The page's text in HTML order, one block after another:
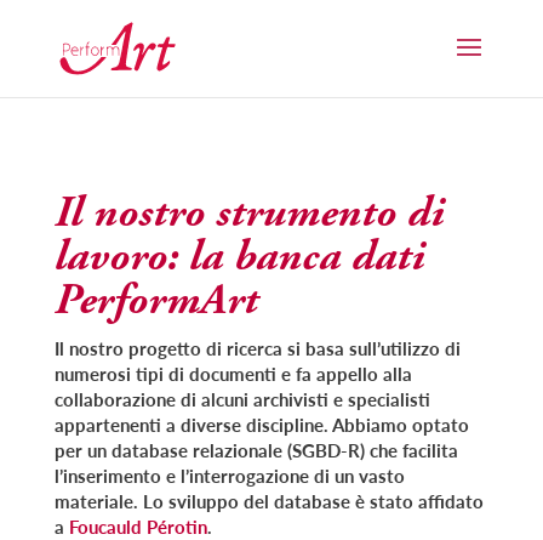
Il nostro strumento di
lavoro: la banca dati
PerformArt
Il nostro progetto di ricerca si basa sull’utilizzo di
numerosi tipi di documenti e fa appello alla
collaborazione di alcuni archivisti e specialisti
appartenenti a diverse discipline. Abbiamo optato
per un database relazionale (SGBD-R) che facilita
l’inserimento e l’interrogazione di un vasto
materiale. Lo sviluppo del database è stato affidato
a Foucauld Pérotin.